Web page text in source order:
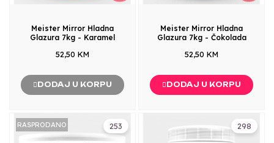
Meister Mirror Hladna
Glazura 7kg - Karamel
52,50 KM
DODAJ U KORPU
Meister Mirror Hladna
Glazura 7kg - Čokolada
52,50 KM
DODAJ U KORPU
253
RASPRODANO 298